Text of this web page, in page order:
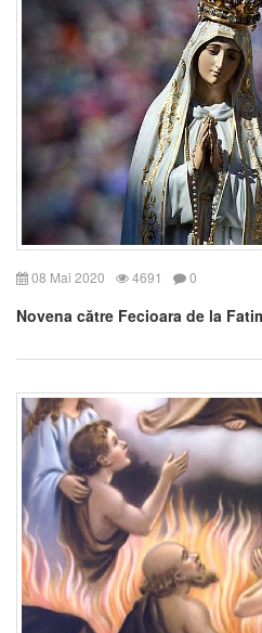
08 Mai 2020 4691 0
Novena către Fecioara de la